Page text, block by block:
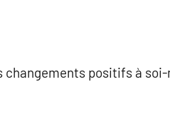
changements positifs à